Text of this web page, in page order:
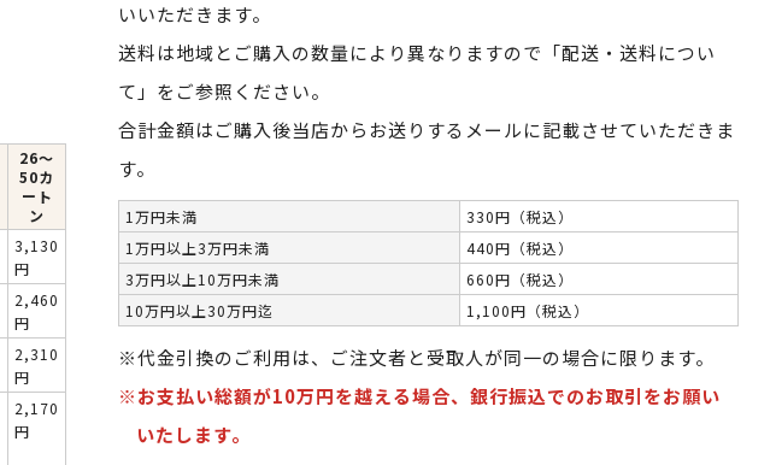
26～
50カ
ート
ン
3,130
円
2,460
円
2,310
円
2,170
円
いいただきます。
送料は地域とご購入の数量により異なりますので「配送・送料につい
て」をご参照ください。
合計金額はご購入後当店からお送りするメールに記載させていただきま
す。
1万円未満
330円（税込）
1万円以上3万円未満
440円（税込）
3万円以上10万円未満
660円（税込）
10万円以上30万円迄
1,100円（税込）
※代金引換のご利用は、ご注文者と受取人が同一の場合に限ります。
※お支払い総額が10万円を越える場合、銀行振込でのお取引をお願い
いたします。